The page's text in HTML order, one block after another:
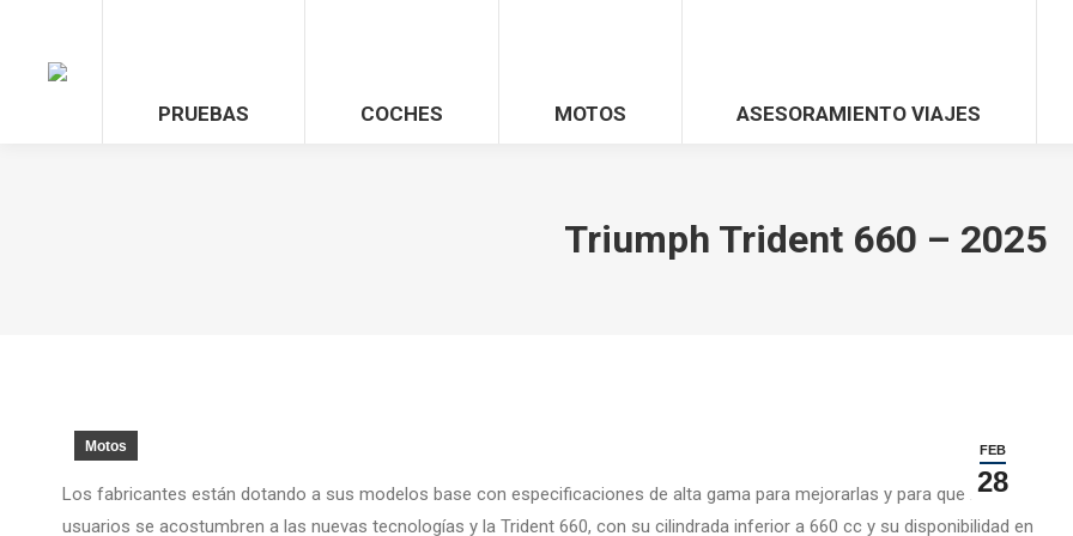
PRUEBAS COCHES MOTOS ASESORAMIENTO VIAJES
Triumph Trident 660 – 2025
FEB
28
Motos
Los fabricantes están dotando a sus modelos base con especificaciones de alta gama para mejorarlas y para que los
usuarios se acostumbren a las nuevas tecnologías y la Trident 660, con su cilindrada inferior a 660 cc y su disponibilidad en